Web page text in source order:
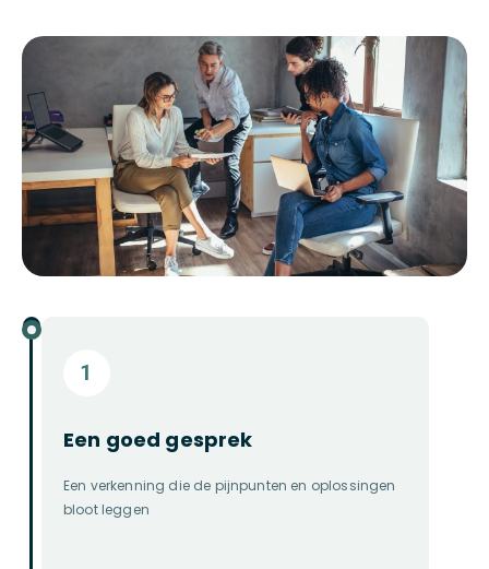
Een goed gesprek
Een verkenning die de pijnpunten en oplossingen
bloot leggen